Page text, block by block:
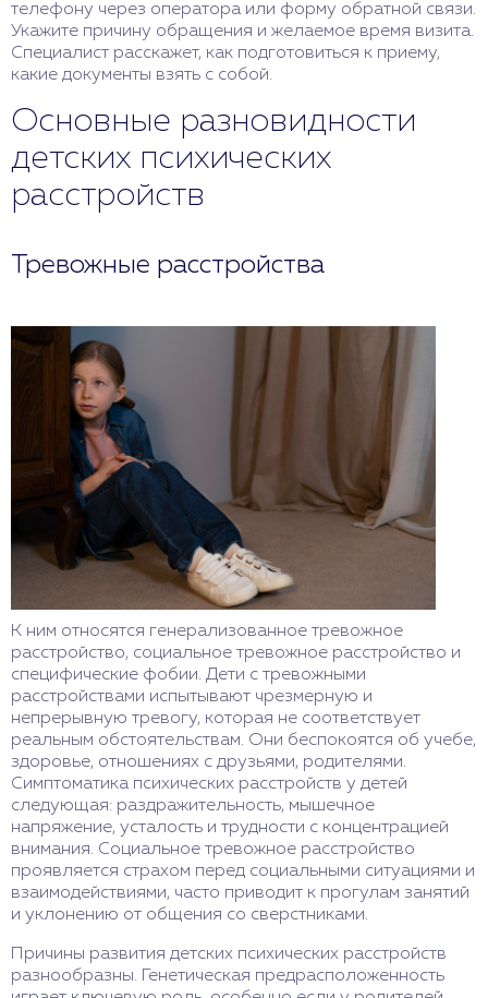
телефону через оператора или форму обратной связи.
Укажите причину обращения и желаемое время визита.
Специалист расскажет, как подготовиться к приему,
какие документы взять с собой.
Основные разновидности
детских психических
расстройств
Тревожные расстройства
К ним относятся генерализованное тревожное
расстройство, социальное тревожное расстройство и
специфические фобии. Дети с тревожными
расстройствами испытывают чрезмерную и
непрерывную тревогу, которая не соответствует
реальным обстоятельствам. Они беспокоятся об учебе,
здоровье, отношениях с друзьями, родителями.
Симптоматика психических расстройств у детей
следующая: раздражительность, мышечное
напряжение, усталость и трудности с концентрацией
внимания. Социальное тревожное расстройство
проявляется страхом перед социальными ситуациями и
взаимодействиями, часто приводит к прогулам занятий
и уклонению от общения со сверстниками.
Причины развития детских психических расстройств
разнообразны. Генетическая предрасположенность